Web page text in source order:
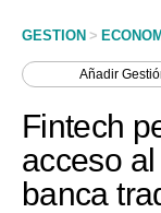
Economía
Mercados
GESTION >
Añadir
Fintech
acceso
banca